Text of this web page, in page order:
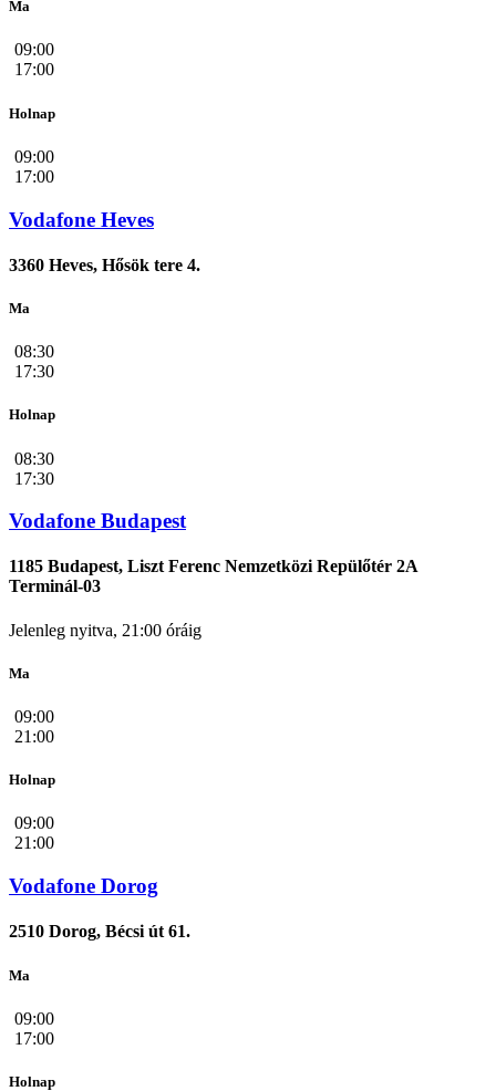
Ma
09:00
17:00
Holnap
09:00
17:00
Vodafone Heves
3360 Heves, Hősök tere 4.
Ma
08:30
17:30
Holnap
08:30
17:30
Vodafone Budapest
1185 Budapest, Liszt Ferenc Nemzetközi Repülőtér 2A
Terminál-03
Jelenleg nyitva, 21:00 óráig
Ma
09:00
21:00
Holnap
09:00
21:00
Vodafone Dorog
2510 Dorog, Bécsi út 61.
Ma
09:00
17:00
Holnap